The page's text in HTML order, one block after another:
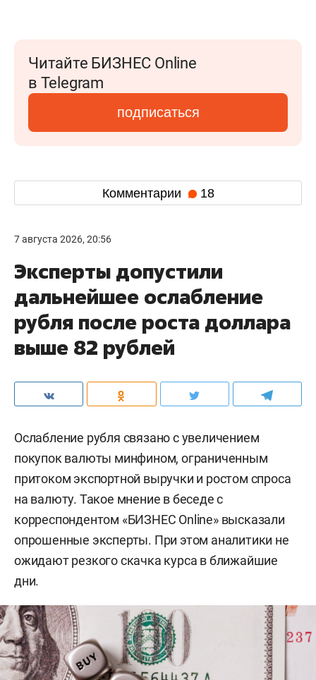
Читайте БИЗНЕС Online
в Telegram
подписаться
Комментарии 18
7 августа 2026, 20:56
Эксперты допустили
дальнейшее ослабление
рубля после роста доллара
выше 82 рублей
Ослабление рубля связано с увеличением
покупок валюты минфином, ограниченным
притоком экспортной выручки и ростом спроса
на валюту. Такое мнение в беседе с
корреспондентом «БИЗНЕС Online» высказали
опрошенные эксперты. При этом аналитики не
ожидают резкого скачка курса в ближайшие
дни.